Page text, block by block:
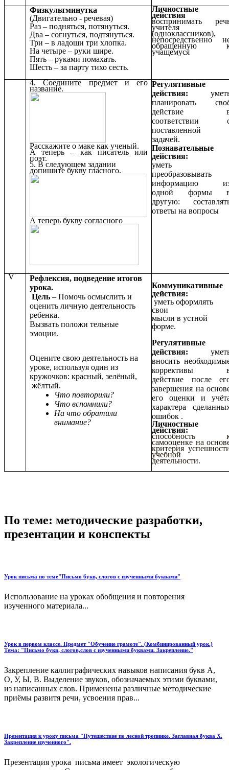
Физкультминутка
(Двигательно - речевая)
Раз – подняться, потянуться.
Два – согнуться, подтянуться.
Три – в ладоши три хлопка.
На четыре – руки шире.
Пять – руками помахать.
Шесть – за парту тихо сесть.
Личностные
действия
воспринимать
учителя
(одноклассников),
непосредственно
обращенную
учащемуся
4. Соедините предмет и его
название.
Расскажите о маке как ученый.
А теперь – как писатель или
поэт.
5. В следующем задании
допишите букву гласного.
А теперь букву согласного
Регулятивные
действия:
планировать
действие
соответствии
поставленной
задачей.
Познавательные
действия:
уметь
преобразовывать
информацию
одной формы
другую:
ответы на вопросы
V
Рефлексия, подведение итогов
урока.
Цель– Помочь осмыслить и
оценить личную деятельность
ребенка.
Вызвать положи тельные
эмоции.
Оцените свою деятельность на
уроке, используя один из
кружочков: красный, зелёный,
жёлтый.
Что повторили?
Что вспомнили?
На что обратили
внимание?
Коммуникативные
действия:
уметь оформлять
свои
мысли в устной
форме.
Регулятивные
действия:
вносить
коррективы
действие после
завершения на
его оценки и
характера
ошибок .
Личностные
действия:
способность
самооценке на
критерия
учебной
деятельности.
По теме: методические разработки,
презентации и конспекты
Урок письма по теме"Письмо букв, слогов с изученными буквами"
Использование на уроках обобщения и повторения
изученного материала...
Урок в первом классе. Предмет "Обучение грамоте". (Комбинированный урок.)
Тема: "Письмо букв, слогов,слов с изученными буквами. Закрепление."
Закрепление каллиграфических навыков написания букв А,
О, У, Ы, В. Выделение звуков, обозначаемых этими буквами,
из написанных слов. Применены различные методические
приёмы развитя речи, усвоения прав...
Презентация к уроку письма "Путешествие по лесной тропинке. Заглавная буква Х.
Закрепление изученного".
Презентация урока письма имеет экологическую